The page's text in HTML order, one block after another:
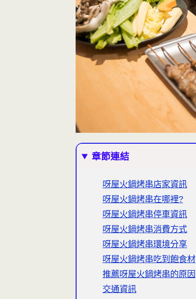
章節連結
呀屋火鍋烤串店家資訊
呀屋火鍋烤串在哪裡?
呀屋火鍋烤串停車資訊
呀屋火鍋烤串消費方式
呀屋火鍋烤串環境分享
呀屋火鍋烤串吃到飽食材
推薦呀屋火鍋烤串的原因
交通資訊